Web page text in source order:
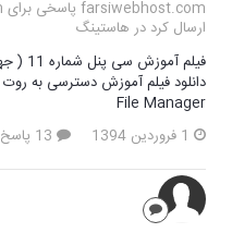
ارسال کرد در هاستینگ
فیلم
File Manager
1 فروردین 1394